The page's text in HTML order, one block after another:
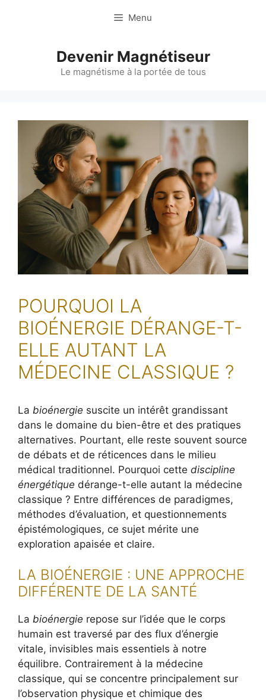
Menu
Devenir Magnétiseur
Le magnétisme à la portée de tous
POURQUOI LA
BIOÉNERGIE DÉRANGE-T-
ELLE AUTANT LA
MÉDECINE CLASSIQUE ?
La bioénergie suscite un intérêt grandissant
dans le domaine du bien-être et des pratiques
alternatives. Pourtant, elle reste souvent source
de débats et de réticences dans le milieu
médical traditionnel. Pourquoi cette discipline
énergétique dérange-t-elle autant la médecine
classique ? Entre différences de paradigmes,
méthodes d’évaluation, et questionnements
épistémologiques, ce sujet mérite une
exploration apaisée et claire.
LA BIOÉNERGIE : UNE APPROCHE
DIFFÉRENTE DE LA SANTÉ
La bioénergie repose sur l’idée que le corps
humain est traversé par des flux d’énergie
vitale, invisibles mais essentiels à notre
équilibre. Contrairement à la médecine
classique, qui se concentre principalement sur
l’observation physique et chimique des